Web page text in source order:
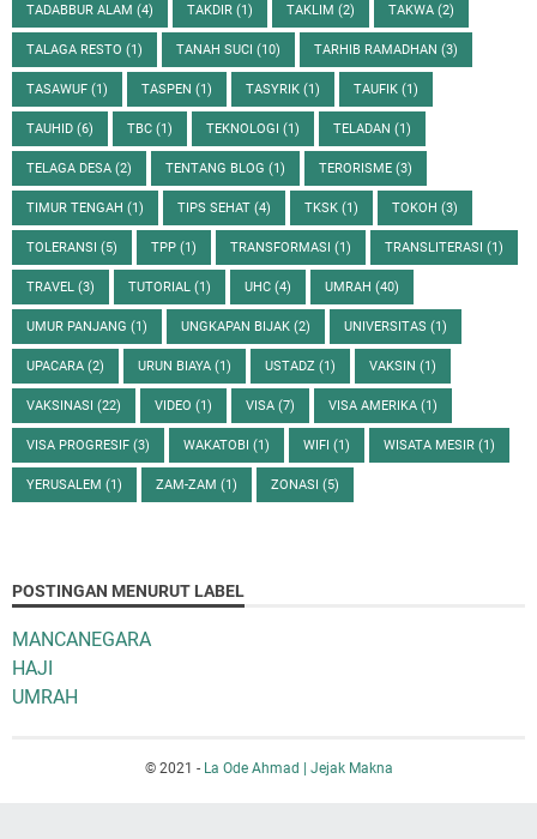
TADABBUR ALAM (4) TAKDIR (1) TAKLIM (2) TAKWA (2)
TALAGA RESTO (1) TANAH SUCI (10) TARHIB RAMADHAN (3)
TASAWUF (1) TASPEN (1) TASYRIK (1) TAUFIK (1)
TAUHID (6) TBC (1) TEKNOLOGI (1) TELADAN (1)
TELAGA DESA (2) TENTANG BLOG (1) TERORISME (3)
TIMUR TENGAH (1) TIPS SEHAT (4) TKSK (1) TOKOH (3)
TOLERANSI (5) TPP (1) TRANSFORMASI (1) TRANSLITERASI (1)
TRAVEL (3) TUTORIAL (1) UHC (4) UMRAH (40)
UMUR PANJANG (1) UNGKAPAN BIJAK (2) UNIVERSITAS (1)
UPACARA (2) URUN BIAYA (1) USTADZ (1) VAKSIN (1)
VAKSINASI (22) VIDEO (1) VISA (7) VISA AMERIKA (1)
VISA PROGRESIF (3) WAKATOBI (1) WIFI (1) WISATA MESIR (1)
YERUSALEM (1) ZAM-ZAM (1) ZONASI (5)
POSTINGAN MENURUT LABEL
MANCANEGARA
HAJI
UMRAH
© 2021 - La Ode Ahmad | Jejak Makna